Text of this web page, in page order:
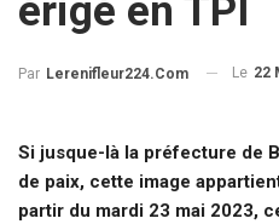
érigé en TPI
Par Lerenifleur224.com Le 22
Si jusque-là la préfecture de
de paix, cette image
partir du mardi 23 mai 2023,